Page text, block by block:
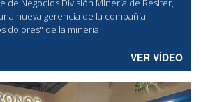
de Negocios División Minería de Resiter,
nueva gerencia de la compañía
dolores" de la minería.
VER VÍDEO